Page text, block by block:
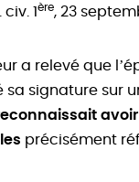
1ère, 23
a relevé que
signature sur
précisément